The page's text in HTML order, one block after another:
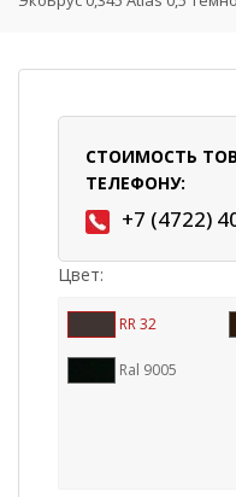
СТОИМОСТЬ
ТЕЛЕФОНУ:
+7 (4722)
Цвет:
RR 32
Ral 9005